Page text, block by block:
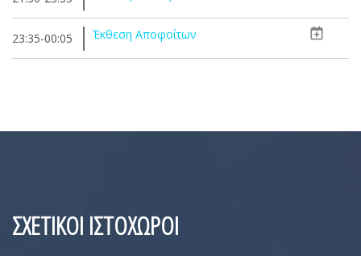
23:35-00:05 Έκθεση Αποφοίτων
ΣΧΕΤΙΚΟΙ ΙΣΤΟΧΩΡΟΙ